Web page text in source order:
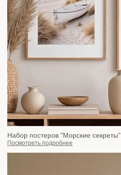
Набор постеров "Морские секреты"
Посмотреть подробнее